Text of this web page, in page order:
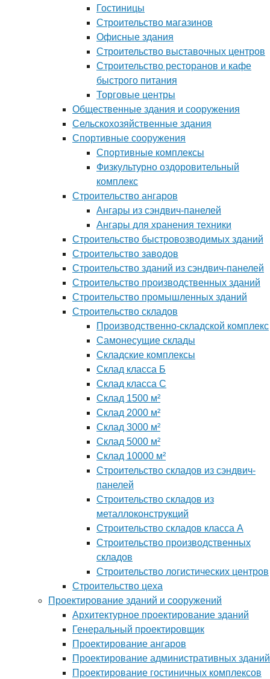
Гостиницы
Строительство магазинов
Офисные здания
Строительство выставочных центров
Строительство ресторанов и кафе
быстрого питания
Торговые центры
Общественные здания и сооружения
Сельскохозяйственные здания
Спортивные сооружения
Спортивные комплексы
Физкультурно оздоровительный
комплекс
Строительство ангаров
Ангары из сэндвич-панелей
Ангары для хранения техники
Строительство быстровозводимых зданий
Строительство заводов
Строительство зданий из сэндвич-панелей
Строительство производственных зданий
Строительство промышленных зданий
Строительство складов
Производственно-складской комплекс
Самонесущие склады
Складские комплексы
Склад класса Б
Склад класса С
Склад 1500 м²
Склад 2000 м²
Склад 3000 м²
Склад 5000 м²
Склад 10000 м²
Строительство складов из сэндвич-
панелей
Строительство складов из
металлоконструкций
Строительство складов класса А
Строительство производственных
складов
Строительство логистических центров
Строительство цеха
Проектирование зданий и сооружений
Архитектурное проектирование зданий
Генеральный проектировщик
Проектирование ангаров
Проектирование административных зданий
Проектирование гостиничных комплексов